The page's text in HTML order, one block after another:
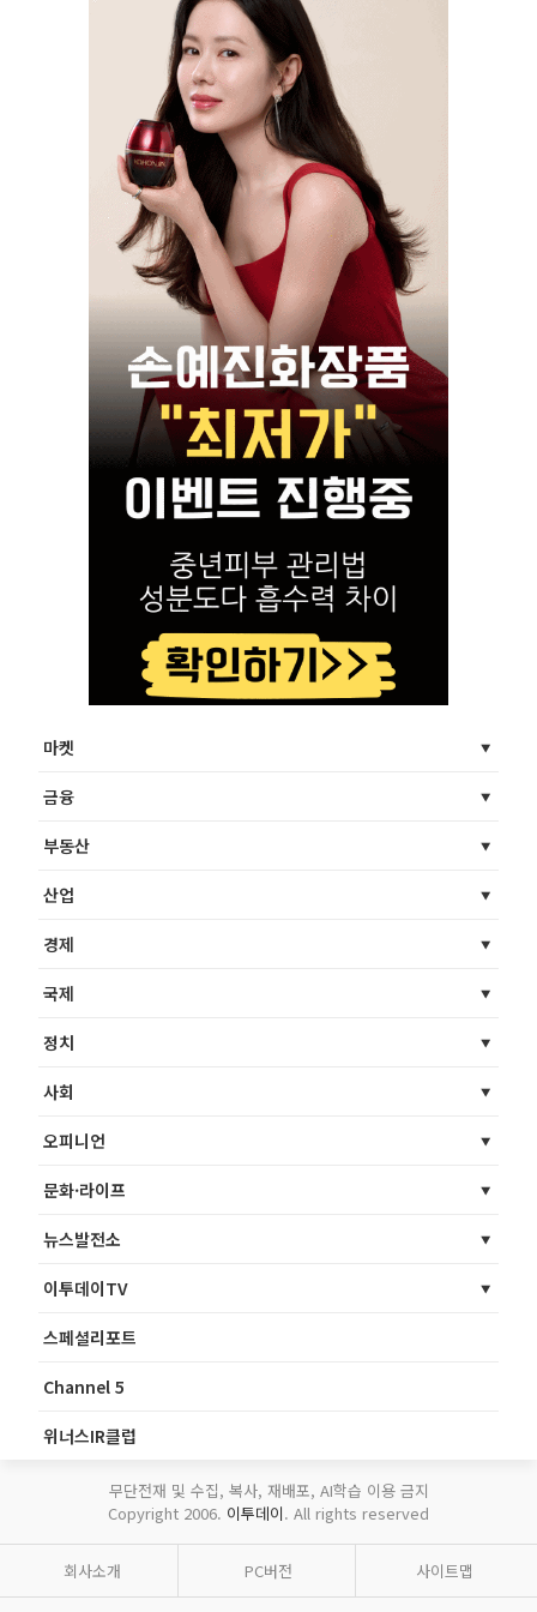
마켓
금융
부동산
산업
경제
국제
정치
사회
오피니언
문화·라이프
뉴스발전소
이투데이TV
스페셜리포트
Channel 5
위너스IR클럽
무단전재 및 수집, 복사, 재배포, AI학습 이용 금지
Copyright 2006. 이투데이. All rights reserved
회사소개 PC버전 사이트맵